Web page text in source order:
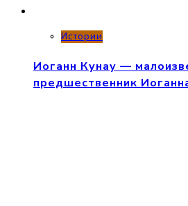
Истории
Иоганн Кунау —
предшественник